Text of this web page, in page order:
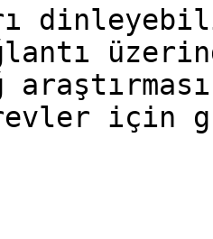
için